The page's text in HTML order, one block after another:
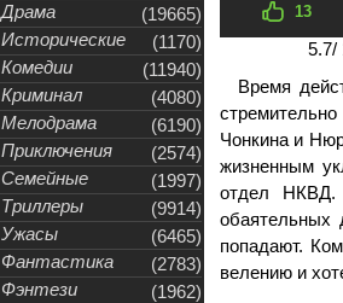
Драма
(19665)
Исторические
(1170)
Комедии
(11940)
Криминал
(4080)
Мелодрама
(6190)
Приключения
(2574)
Семейные
(1997)
Триллеры
(9914)
Ужасы
(6465)
Фантастика
(2783)
Фэнтези
(1962)
13
5.7/
Время
Чонкина и
жизненным
отдел НКВД.
обаятельных
попадают.
велению и